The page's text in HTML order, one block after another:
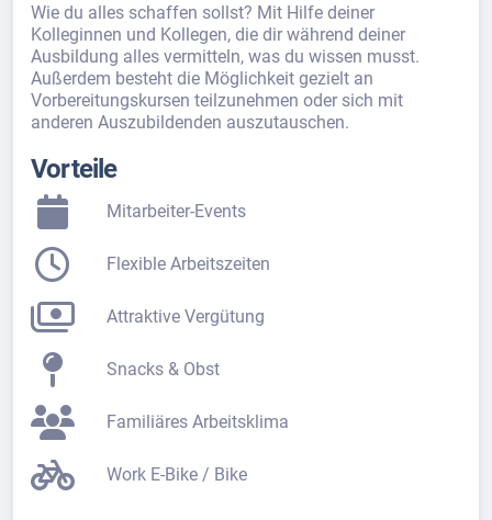
Wie du alles schaffen sollst? Mit Hilfe deiner
Kolleginnen und Kollegen, die dir während deiner
Ausbildung alles vermitteln, was du wissen musst.
Außerdem besteht die Möglichkeit gezielt an
Vorbereitungskursen teilzunehmen oder sich mit
anderen Auszubildenden auszutauschen.
Vorteile
Mitarbeiter-Events
Flexible Arbeitszeiten
Attraktive Vergütung
Snacks & Obst
Familiäres Arbeitsklima
Work E-Bike / Bike